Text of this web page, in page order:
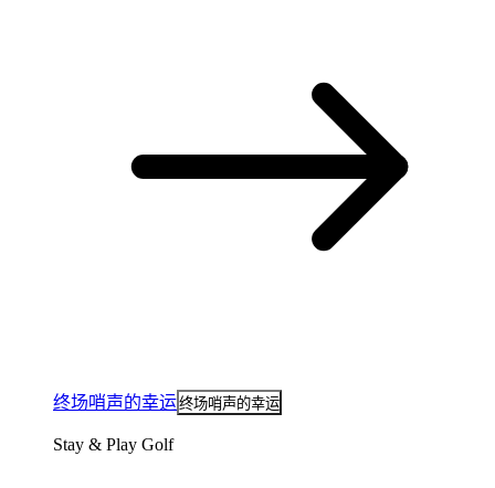
终场哨声的幸运终场哨声的幸运
Stay & Play Golf